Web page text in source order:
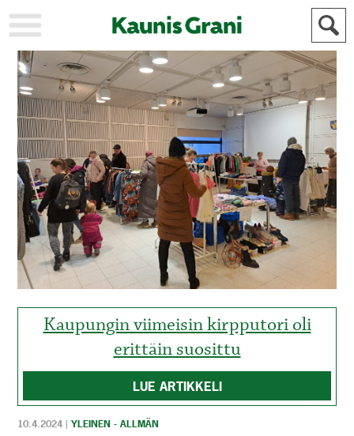
KAUPUNKI
STADEN
AJANKOHTAISTA
AKTUELLT
URHEILU
IDROTT
KULTTUURI
KULTUR
HISTORIA
HISTORIA
YLEINEN
ALLMÄN
MAINOSTAJILLE
FÖR
ANNONSÖRER
Kaupungin viimeisin kirpputori oli
erittäin suosittu
LUE ARTIKKELI
10.4.2024 |YLEINEN - ALLMÄN